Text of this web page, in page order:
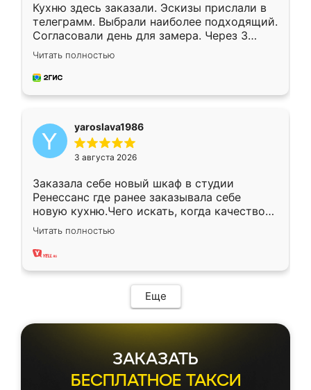
Кухню здесь заказали. Эскизы прислали в
телеграмм. Выбрали наиболее подходящий.
Согласовали день для замера. Через 3
недели кухня была уже готова. Остались
довольны работой. Спасибо Ренессанс
мебель за качественную работу!
Читать полностью
yaroslava1986
3 августа 2026
Заказала себе новый шкаф в студии
Ренессанс где ранее заказывала себе
новую кухню.Чего искать, когда качеством
вполне довольна. Служит кухня уже почти
два года, нареканий нет.
Читать полностью
Еще
ЗАКАЗАТЬ
БЕСПЛАТНОЕ ТАКСИ